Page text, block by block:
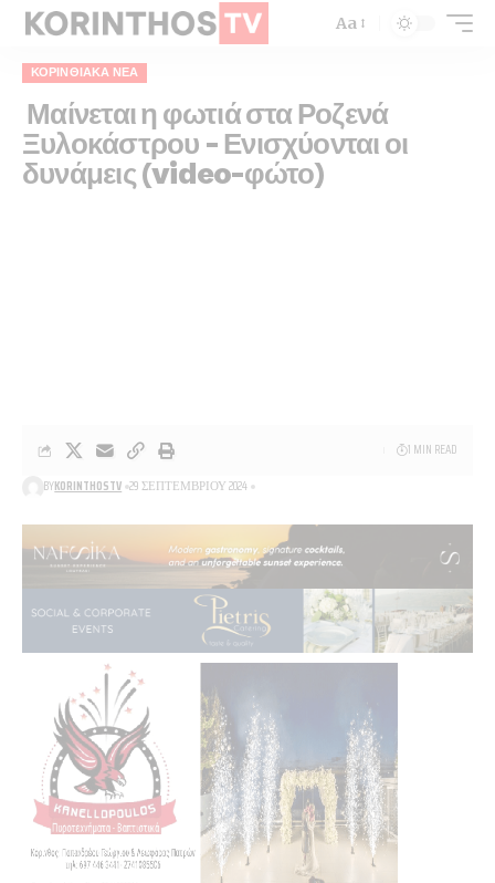
Aa
ΚΟΡΙΝΘΙΑΚΆ ΝΈΑ
Μαίνεται η φωτιά στα Ροζενά
Ξυλοκάστρου – Ενισχύονται οι
δυνάμεις (video-φώτο)
BYKORINTHOSTV 29 ΣΕΠΤΕΜΒΡΊΟΥ 2024
1 MIN READ